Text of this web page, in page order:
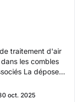
traitement d'air
les combles
La dépose
oct. 2025